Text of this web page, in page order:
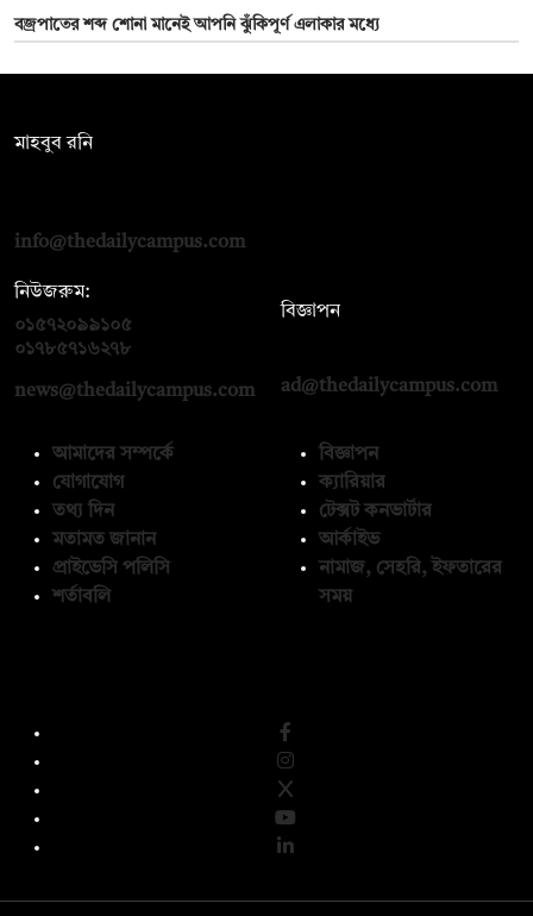
বজ্রপাতের শব্দ শোনা মানেই আপনি ঝুঁকিপূর্ণ এলাকার মধ্যে
মাহবুব রনি
info@thedailycampus.com
নিউজরুম:
০১৫৭২০৯৯১০৫
০১৭৮৫৭১৬২৭৮
news@thedailycampus.com
বিজ্ঞাপন
ad@thedailycampus.com
আমাদের সম্পর্কে
যোগাযোগ
তথ্য দিন
মতামত জানান
প্রাইভেসি পলিসি
শর্তাবলি
বিজ্ঞাপন
ক্যারিয়ার
টেক্সট কনভার্টার
আর্কাইভ
নামাজ, সেহরি, ইফতারের
সময়